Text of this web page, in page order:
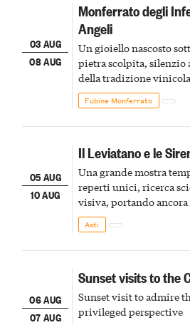
03 AUG
08 AUG
Monferrato degli
Angeli
Un gioiello nascosto
pietra scolpita, silenzio
della tradizione
Fubine Monferrato
05 AUG
10 AUG
Il Leviatano e le
Una grande mostra
reperti unici, ricerca
visiva, portando
della scena le
Asti
06 AUG
07 AUG
Sunset visits to the
Sunset visit to admire
privileged perspective